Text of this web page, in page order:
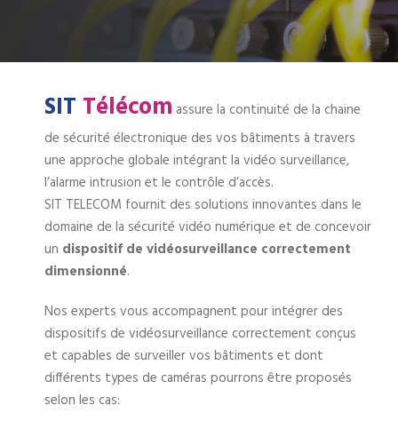
SIT Télécom assure la continuité de la chaine
de sécurité électronique des vos bâtiments à travers
une approche globale intégrant la vidéo surveillance,
l’alarme intrusion et le contrôle d’accès.
SIT TELECOM fournit des solutions innovantes dans le
domaine de la sécurité vidéo numérique et de concevoir
un dispositif de vidéosurveillance correctement
dimensionné.
Nos experts vous accompagnent pour intégrer des
dispositifs de vidéosurveillance correctement conçus
et capables de surveiller vos bâtiments et dont
différents types de caméras pourrons être proposés
selon les cas: